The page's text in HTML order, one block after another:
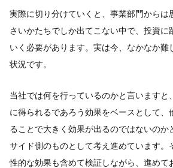
実際に切り分けていくと、事業部門からは
さいかたちでしか出てこない中で、投資に
いく必要があります。実は今、なかなか難
状況です。
当社では何を行っているのかと言いますと
に得られるであろう効果をベースとして、
ることで大きく効果が出るのではないのか
サイド側のものとして考え進めています。
性的な効果も含めて検証しながら、進めて